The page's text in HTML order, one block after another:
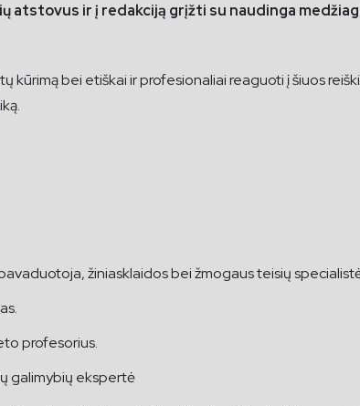
atstovus ir į redakciją grįžti su naudinga
bei etiškai ir profesionaliai reaguoti į šiuos
žiniasklaidos bei žmogaus teisių
profesorius.
galimybių ekspertė